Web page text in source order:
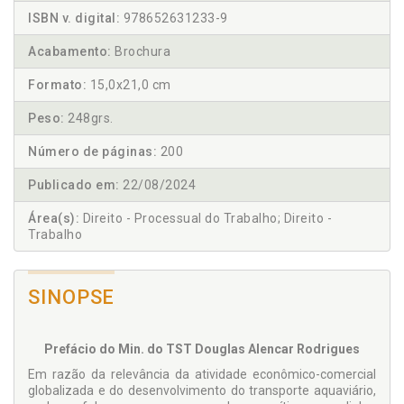
ISBN v. digital: 978652631233-9
Acabamento: Brochura
Formato: 15,0x21,0 cm
Peso: 248grs.
Número de páginas: 200
Publicado em: 22/08/2024
Área(s): Direito - Processual do Trabalho; Direito -
Trabalho
SINOPSE
Prefácio do Min. do TST Douglas Alencar Rodrigues
Em razão da relevância da atividade econômico-comercial
globalizada e do desenvolvimento do transporte aquaviário,